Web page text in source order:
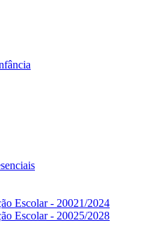
Escolar - 20021/2024
Escolar - 20025/2028